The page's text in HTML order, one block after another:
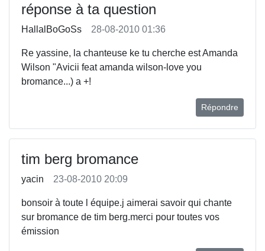
réponse à ta question
HallalBoGoSs 28-08-2010 01:36
Re yassine, la chanteuse ke tu cherche est Amanda
Wilson "Avicii feat amanda wilson-love you
bromance...) a +!
Répondre
tim berg bromance
yacin 23-08-2010 20:09
bonsoir à toute l équipe.j aimerai savoir qui chante
sur bromance de tim berg.merci pour toutes vos
émission